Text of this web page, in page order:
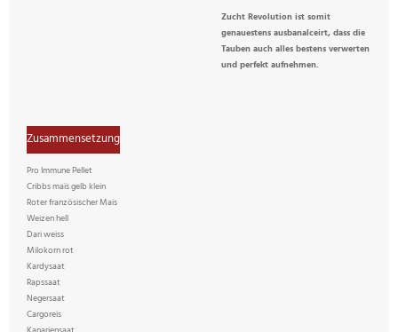
Zucht Revolution ist somit
genauestens ausbanalceirt, dass die
Tauben auch alles bestens verwerten
und perfekt aufnehmen.
Zusammensetzung
Pro Immune Pellet
Cribbs maïs gelb klein
Roter französischer Mais
Weizen hell
Dari weiss
Milokorn rot
Kardysaat
Rapssaat
Negersaat
Cargoreis